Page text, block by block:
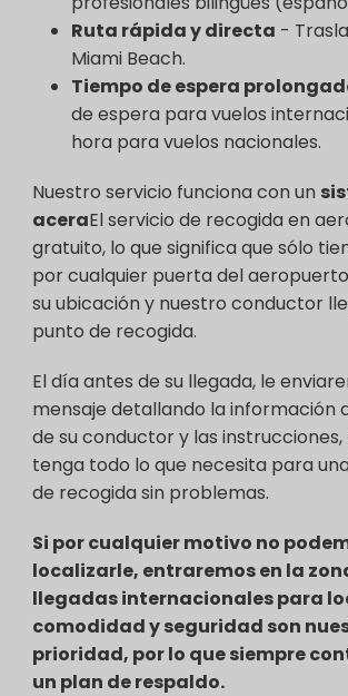
Ruta rápida y directa -
Miami Beach.
Tiempo de espera
de espera para vuelos
hora para vuelos nacionales.
Nuestro servicio funciona con un
aceraEl servicio de recogida en
gratuito, lo que significa que sólo
por cualquier puerta del
su ubicación y nuestro conductor
punto de recogida.
El día antes de su llegada, le
mensaje detallando la información
de su conductor y las
tenga todo lo que necesita para
de recogida sin problemas.
Si por cualquier motivo no
localizarle, entraremos en la
llegadas internacionales para
comodidad y seguridad son
prioridad, por lo que siempre
un plan de respaldo.